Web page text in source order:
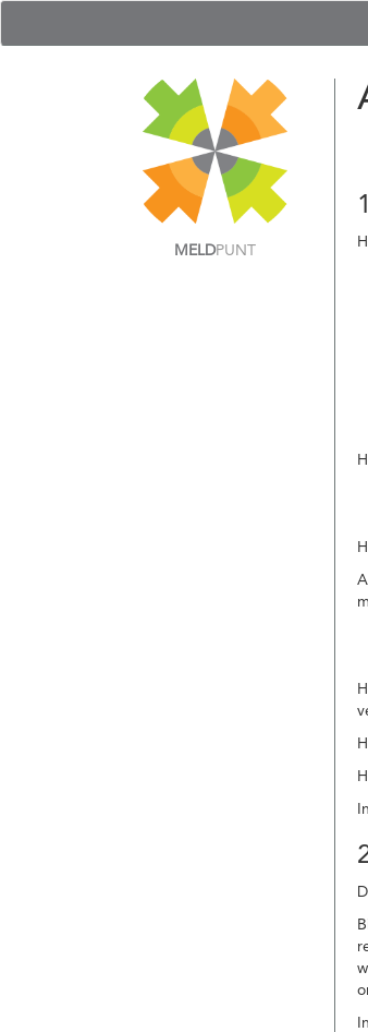
MELDPUNT